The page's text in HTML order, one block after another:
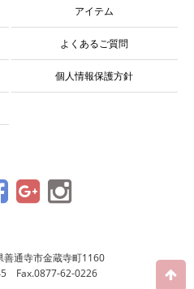
アイテム
よくあるご質問
個人情報保護方針
通寺市金蔵寺町1160
Fax.0877-62-0226